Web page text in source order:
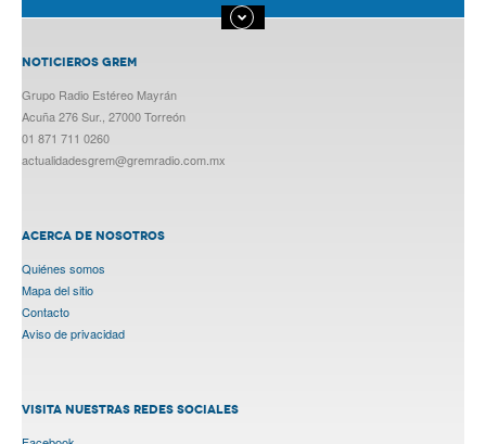
NOTICIEROS GREM
Grupo Radio Estéreo Mayrán
Acuña 276 Sur., 27000 Torreón
01 871 711 0260
actualidadesgrem@gremradio.com.mx
ACERCA DE NOSOTROS
Quiénes somos
Mapa del sitio
Contacto
Aviso de privacidad
VISITA NUESTRAS REDES SOCIALES